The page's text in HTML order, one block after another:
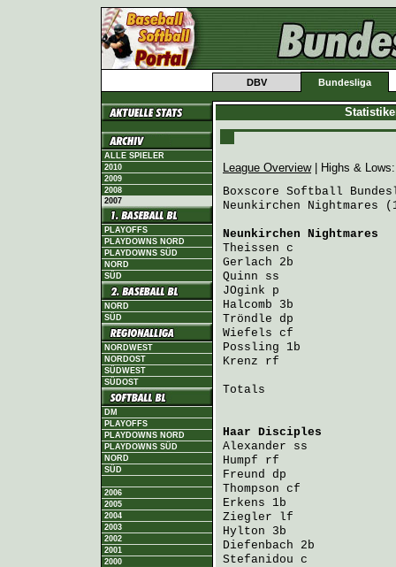
DBV Bundesliga
ALLE SPIELER
2010
2009
2008
2007
PLAYOFFS
PLAYDOWNS NORD
PLAYDOWNS SÜD
NORD
SÜD
NORD
SÜD
NORDWEST
NORDOST
SÜDWEST
SÜDOST
DM
PLAYOFFS
PLAYDOWNS NORD
PLAYDOWNS SÜD
NORD
SÜD
2006
2005
2004
2003
2002
2001
2000
League Overview| Highs &
Boxscore Softball
Neunkirchen
Neunkirchen Nightmares
Theissen c
Gerlach 2b
Quinn ss
JOgink p
Halcomb 3b
Tröndle dp
Wiefels cf
Possling 1b
Krenz rf
Totals
Haar Disciples
Alexander ss
Humpf rf
Freund dp
Thompson cf
Erkens 1b
Ziegler lf
Hylton 3b
Diefenbach 2b
Stefanidou c